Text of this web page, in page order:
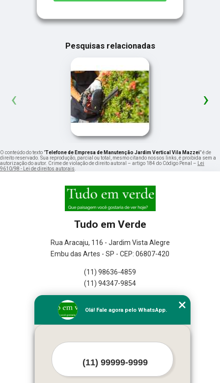
Pesquisas relacionadas
‹ ›
O conteúdo do texto "Telefone de Empresa de Manutenção Jardim Vertical Vila Mazzei" é de
direito reservado. Sua reprodução, parcial ou total, mesmo citando nossos links, é proibida sem a
autorização do autor. Crime de violação de direito autoral – artigo 184 do Código Penal –
Lei
9610/98 - Lei de direitos autorais
Tudo em Verde
Rua Aracaju, 116 - Jardim Vista Alegre
Embu das Artes - SP - CEP: 06807-420
(11) 98636-4859
(11) 94347-9854
Empresa
Missão
Mapa do site
Mais Serviços
Olá! Fale agora pelo WhatsApp.